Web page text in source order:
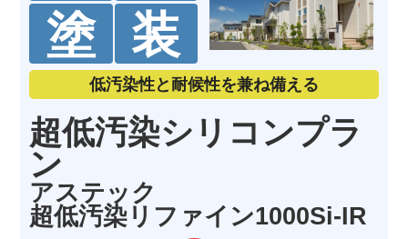
塗
装
低汚染性と耐候性を兼ね備える
超低汚染シリコンプラ
ン
アステック
超低汚染リファイン1000Si-IR